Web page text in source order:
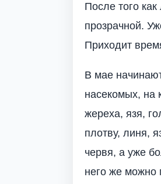
После того
прозрачной.
Приходит
В мае
насекомых, на
жереха, язя,
плотву, линя,
червя, а уже
него же можно